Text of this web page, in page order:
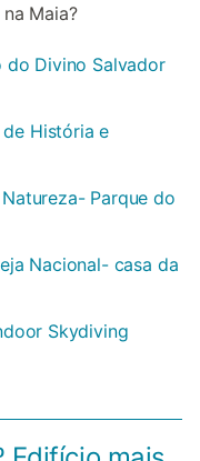
Maia?
Divino Salvador
História e
Parque do
Nacional- casa da
Skydiving